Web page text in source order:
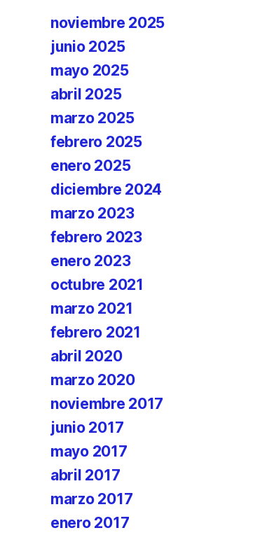
noviembre 2025
junio 2025
mayo 2025
abril 2025
marzo 2025
febrero 2025
enero 2025
diciembre 2024
marzo 2023
febrero 2023
enero 2023
octubre 2021
marzo 2021
febrero 2021
abril 2020
marzo 2020
noviembre 2017
junio 2017
mayo 2017
abril 2017
marzo 2017
enero 2017